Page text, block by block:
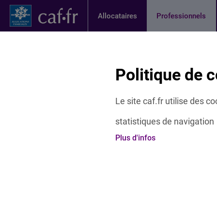
Politique de
Le site caf.fr utilise des
statistiques de navigation
Plus d'infos
Contenu principal
Pied de page
Allocataires Professionnels
Page active
Nous connaître Qui sommes-
Nous rejoindre